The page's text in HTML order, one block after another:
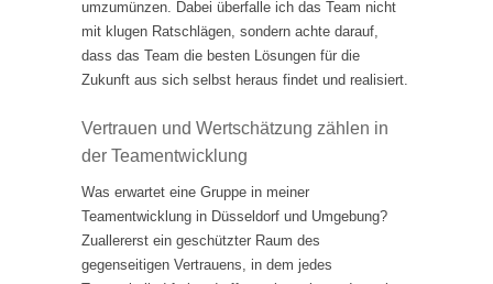
umzumünzen. Dabei überfalle ich das Team nicht
mit klugen Ratschlägen, sondern achte darauf,
dass das Team die besten Lösungen für die
Zukunft aus sich selbst heraus findet und realisiert.
Vertrauen und Wertschätzung zählen in
der Teamentwicklung
Was erwartet eine Gruppe in meiner
Teamentwicklung in Düsseldorf und Umgebung?
Zuallererst ein geschützter Raum des
gegenseitigen Vertrauens, in dem jedes